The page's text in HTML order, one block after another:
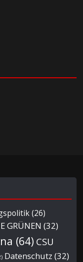
(26)
GRÜNEN (32)
(64) CSU
Datenschutz (32)